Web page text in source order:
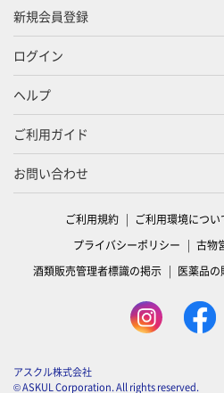
新規会員登録
ログイン
ヘルプ
ご利用ガイド
お問い合わせ
ご利用規約 ご利用環境につい
プライバシーポリシー
古物
酒類販売管理者標識の掲示
医薬品
アスクル株式会社
© ASKUL Corporation. All rights reserved.